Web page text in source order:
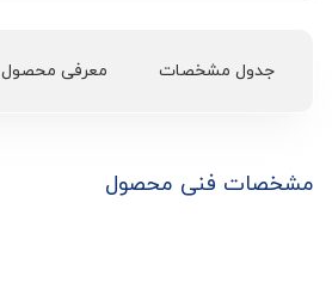
جدول مشخصات معرفی محصول
مشخصات فنی محصول